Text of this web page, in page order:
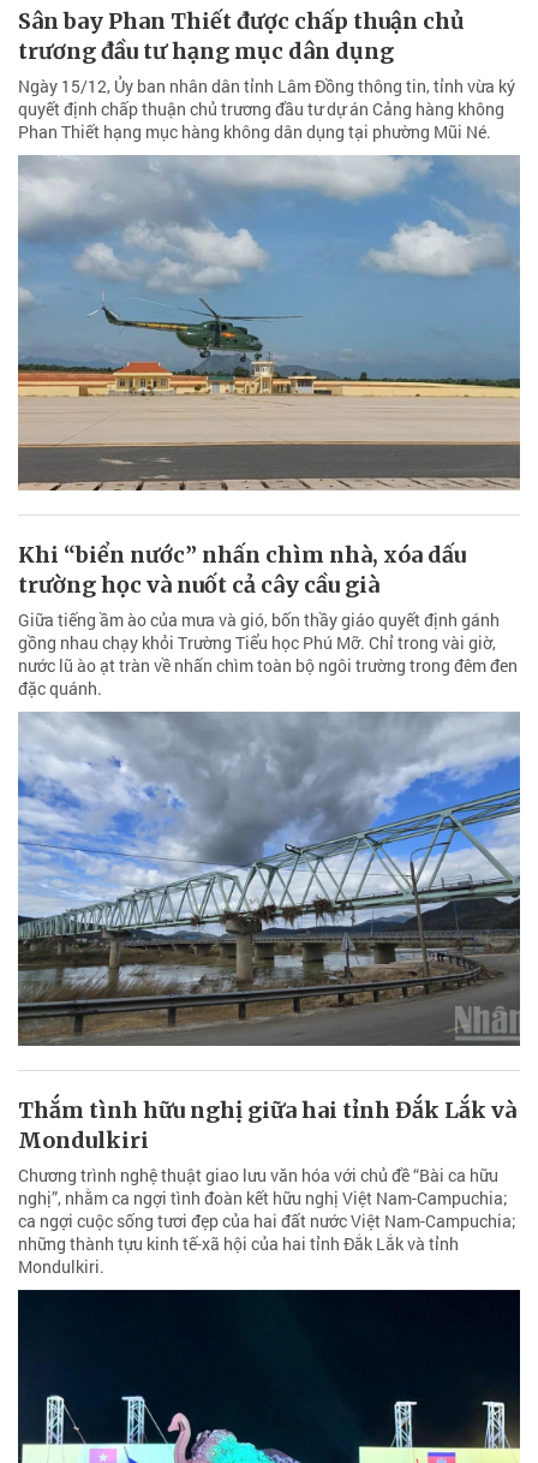
Sân bay Phan Thiết được chấp thuận chủ
trương đầu tư hạng mục dân dụng
Ngày 15/12, Ủy ban nhân dân tỉnh Lâm Đồng thông tin, tỉnh vừa ký
quyết định chấp thuận chủ trương đầu tư dự án Cảng hàng không
Phan Thiết hạng mục hàng không dân dụng tại phường Mũi Né.
Khi “biển nước” nhấn chìm nhà, xóa dấu
trường học và nuốt cả cây cầu già
Giữa tiếng ầm ào của mưa và gió, bốn thầy giáo quyết định gánh
gồng nhau chạy khỏi Trường Tiểu học Phú Mỡ. Chỉ trong vài giờ,
nước lũ ào ạt tràn về nhấn chìm toàn bộ ngôi trường trong đêm đen
đặc quánh.
Thắm tình hữu nghị giữa hai tỉnh Đắk Lắk và
Mondulkiri
Chương trình nghệ thuật giao lưu văn hóa với chủ đề “Bài ca hữu
nghị”, nhằm ca ngợi tình đoàn kết hữu nghị Việt Nam-Campuchia;
ca ngợi cuộc sống tươi đẹp của hai đất nước Việt Nam-Campuchia;
những thành tựu kinh tế-xã hội của hai tỉnh Đắk Lắk và tỉnh
Mondulkiri.